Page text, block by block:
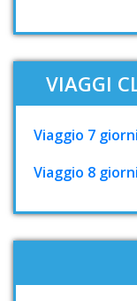
VIAGGI
Viaggio 7 giorni
Viaggio 8 giorni